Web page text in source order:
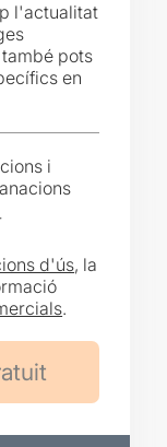
l'actualitat
pots
en
i
d'ús, la
.